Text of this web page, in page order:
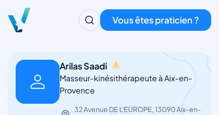
Vous êtes praticien ?
Arilas Saadi
Masseur-kinésithérapeute à Aix-en-
Provence
32 Avenue DE L'EUROPE, 13090 Aix-en-